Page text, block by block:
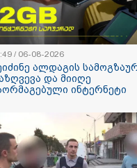
შედეგად
და
25%-ით
- რას
15:49 /
/ 06-08-2026
ალდაგის
და მიიღე
ინტერნეტი